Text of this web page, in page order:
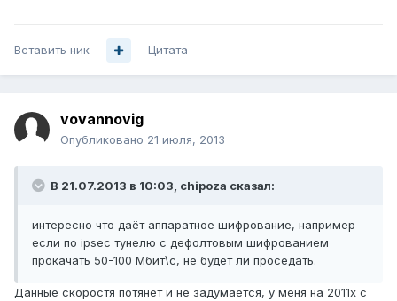
Вставить ник Цитата
vovannovig
Опубликовано 21 июля, 2013
В 21.07.2013 в 10:03, chipoza сказал:
интересно что даёт аппаратное шифрование, например
если по ipsec тунелю с дефолтовым шифрованием
прокачать 50-100 Мбит\с, не будет ли проседать.
Данные скоростя потянет и не задумается, у меня на 2011х с